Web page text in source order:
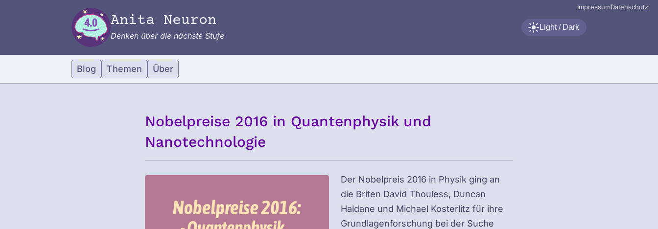
ImpressumDatenschutz
Anita Neuron
Denken über die nächste Stufe
Light / Dark
Blog Themen Über
Nobelpreise 2016 in Quantenphysik und
Nanotechnologie
Der Nobelpreis 2016 in Physik ging an
die Briten David Thouless, Duncan
Haldane und Michael Kosterlitz für ihre
Grundlagenforschung bei der Suche